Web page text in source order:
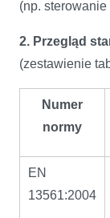
(np.
2. Przegląd
(zestawienie
Numer
normy
EN
13561:2004